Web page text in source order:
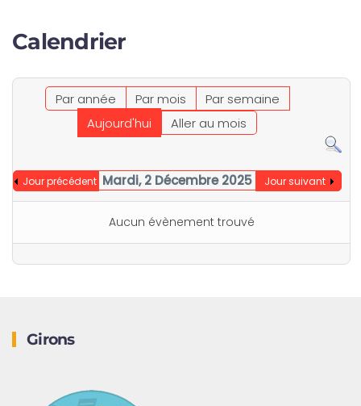
Calendrier
Par année Par mois
Par semaine
Aujourd'hui
Aller au mois
Jour précédent Mardi, 2 Décembre 2025 Jour suivant
Aucun évènement trouvé
Girons